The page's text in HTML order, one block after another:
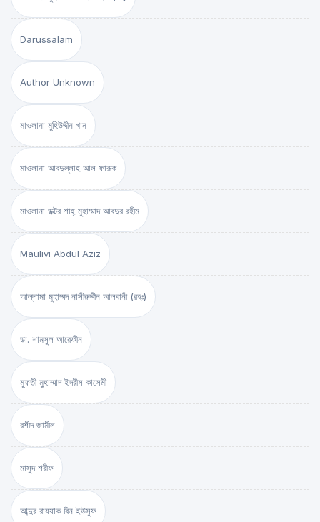
Darussalam
Author Unknown
মাওলানা মুহিউদ্দীন খান
মাওলানা আবদুল্লাহ আল ফারূক
মাওলানা ডক্টর শাহ্‌ মুহাম্মাদ আবদুর রহীম
Maulivi Abdul Aziz
আল্লামা মুহাম্মদ নাসীরুদ্দীন আলবানী (রহঃ)
ডা. শামসুল আরেফীন
মুফতী মুহাম্মাদ ইদরীস কাসেমী
রশীদ জামীল
মাসুদ শরীফ
আব্দুর রাযযাক বিন ইউসুফ